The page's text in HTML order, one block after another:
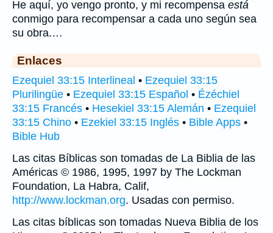
He aquí, yo vengo pronto, y mi recompensa está
conmigo para recompensar a cada uno según sea
su obra.…
Enlaces
Ezequiel 33:15 Interlineal • Ezequiel 33:15
Plurilingüe • Ezequiel 33:15 Español • Ézéchiel
33:15 Francés • Hesekiel 33:15 Alemán • Ezequiel
33:15 Chino • Ezekiel 33:15 Inglés • Bible Apps •
Bible Hub
Las citas Bíblicas son tomadas de La Biblia de las
Américas © 1986, 1995, 1997 by The Lockman
Foundation, La Habra, Calif,
http://www.lockman.org. Usadas con permiso.
Las citas bíblicas son tomadas Nueva Biblia de los